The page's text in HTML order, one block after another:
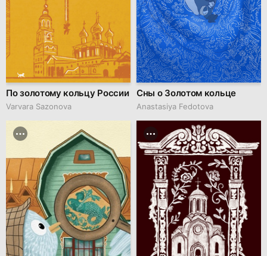
По золотому кольцу России
Varvara Sazonova
Сны о Золотом кольце
Anastasiya Fedotova